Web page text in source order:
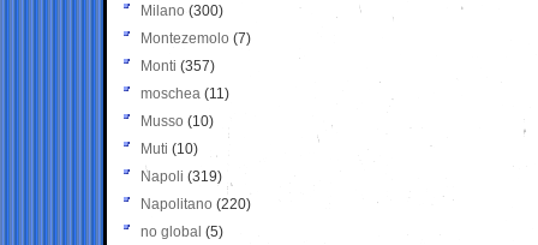
Milano (300)
Montezemolo (7)
Monti (357)
moschea (11)
Musso (10)
Muti (10)
Napoli (319)
Napolitano (220)
no global (5)